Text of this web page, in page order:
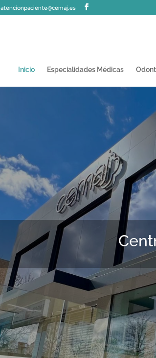
atencionpaciente@cemaj.es
Inicio Especialidades Médicas